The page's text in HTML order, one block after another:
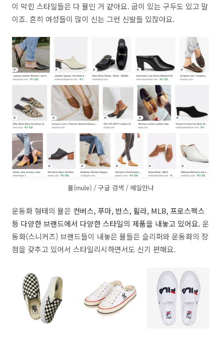
이 막힌 스타일들은 다 뮬인 거 같아요. 굽이 있는 구두도 있고 말
이죠. 흔히 여성들이 많이 신는 그런 신발들 있잖아요.
뮬(mule) / 구글 검색 / 매일만나
운동화 형태의 뮬은 컨버스, 푸마, 반스, 휠라, MLB, 프로스펙스
등 다양한 브랜드에서 다양한 스타일의 제품을 내놓고 있어요. 운
동화(스니커즈) 브랜드들이 내놓은 뮬들은 슬리퍼와 운동화의 장
점을 갖추고 있어서 스타일리시하면서도 신기 편해요.